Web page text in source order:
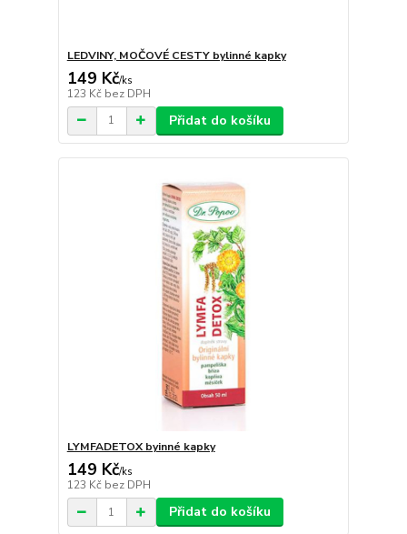
LEDVINY, MOČOVÉ CESTY bylinné kapky
149 Kč/ks
123 Kč bez DPH
Přidat do košíku
LYMFADETOX byinné kapky
149 Kč/ks
123 Kč bez DPH
Přidat do košíku